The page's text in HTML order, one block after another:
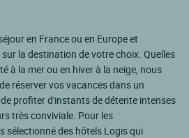
en France ou en Europe et
la destination de votre choix. Quelles
à la mer ou en hiver à la neige, nous
réserver vos vacances dans un
profiter d'instants de détente intenses
très conviviale. Pour les
sélectionné des hôtels Logis qui